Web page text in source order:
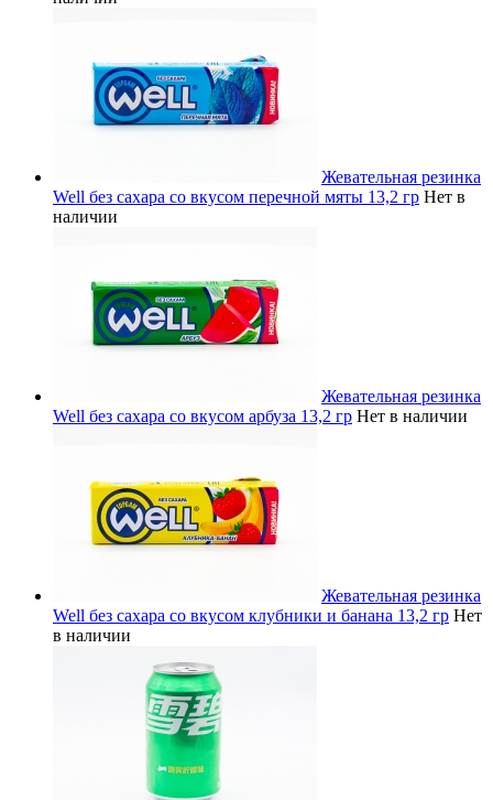
Жевательная резинка
Well без сахара со вкусом перечной мяты 13,2 гр Нет в
наличии
Жевательная резинка
Well без сахара со вкусом арбуза 13,2 гр Нет в наличии
Жевательная резинка
Well без сахара со вкусом клубники и банана 13,2 гр Нет
в наличии